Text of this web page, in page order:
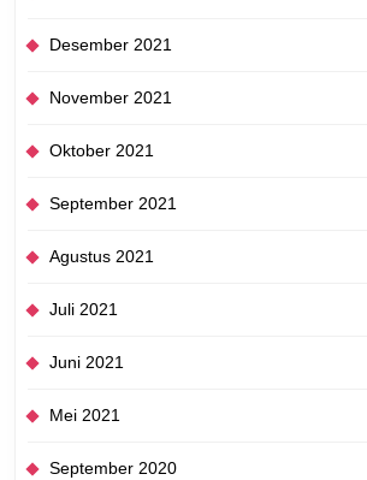
Desember 2021
November 2021
Oktober 2021
September 2021
Agustus 2021
Juli 2021
Juni 2021
Mei 2021
September 2020